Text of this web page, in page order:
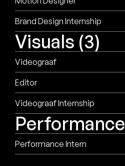
Brand Design Internship
Visuals (3)
Videograaf
Editor
Videograaf Internship
Performance
Performance Intern